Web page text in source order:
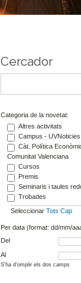
Cercador
Categoria de la novetat:
Altres activitats
Campus - UVNoticies
Càt. Política
Comunitat Valenciana
Cursos
Premis
Seminaris i taules
Trobades
Seleccionar Tots Cap
Per data (format: dd/mm/
Del
Al
S'ha d'omplir els dos camps